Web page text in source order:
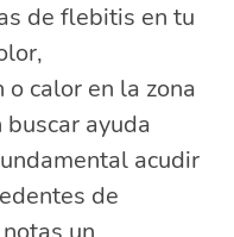
de flebitis en tu
o calor en la zona
buscar ayuda
acudir
de